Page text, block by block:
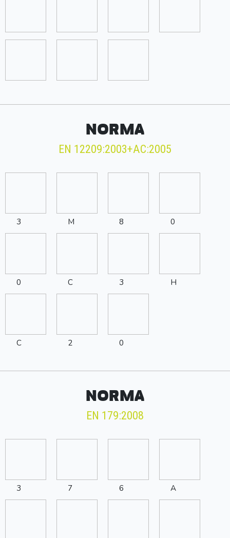
NORMA
EN 12209:2003+AC:2005
3 M 8 0
0 C 3 H
C 2 0
NORMA
EN 179:2008
3 7 6 A